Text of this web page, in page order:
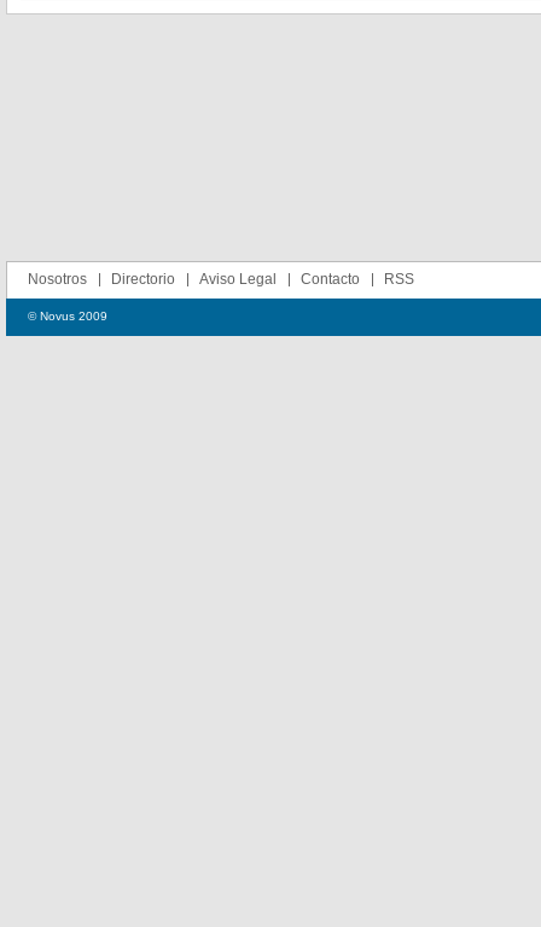
Nosotros Directorio Aviso Legal Contacto RSS
© Novus 2009